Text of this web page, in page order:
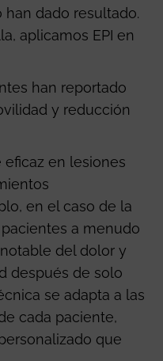
dado resultado.
aplicamos EPI en
han reportado
y reducción
en lesiones
en el caso de la
a menudo
del dolor y
después de solo
se adapta a las
cada paciente,
que